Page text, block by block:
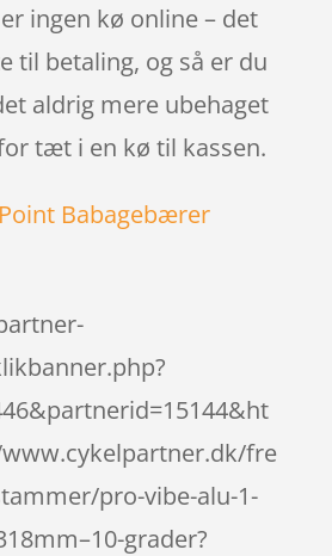
ingen kø online – det
til betaling, og så er du
aldrig mere ubehaget
tæt i en kø til kassen.
Point Babagebærer
fre
pro-vibe-alu-1-
grader?